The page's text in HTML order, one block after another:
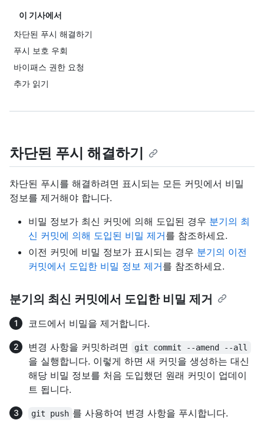
이 기사에서
차단된 푸시 해결하기
푸시 보호 우회
바이패스 권한 요청
추가 읽기
차단된 푸시 해결하기
차단된 푸시를 해결하려면 표시되는 모든 커밋에서 비밀
정보를 제거해야 합니다.
비밀 정보가 최신 커밋에 의해 도입된 경우 분기의 최
신 커밋에 의해 도입된 비밀 제거를 참조하세요.
이전 커밋에 비밀 정보가 표시되는 경우 분기의 이전
커밋에서 도입한 비밀 정보 제거를 참조하세요.
분기의 최신 커밋에서 도입한 비밀 제거
코드에서 비밀을 제거합니다.
변경 사항을 커밋하려면
git commit --amend --all
을 실행합니다. 이렇게 하면 새 커밋을 생성하는 대신
해당 비밀 정보를 처음 도입했던 원래 커밋이 업데이
트 됩니다.
git push 를 사용하여 변경 사항을 푸시합니다.